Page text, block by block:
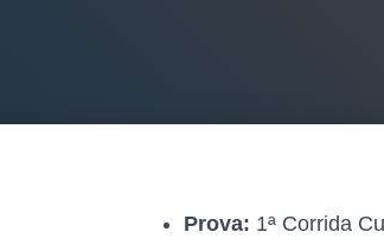
Prova: 1ª Corrida